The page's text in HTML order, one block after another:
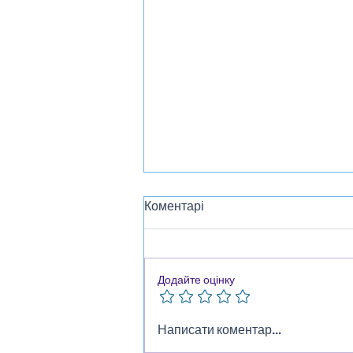
УДАЧНИЦА
«Ты сегодня такая красивая, И
ко мне фарт опять не идет…
Знаешь, жизнь – Это штука
строптивая, И не...
Коментарі
Додайте оцінку
Написати коментар...